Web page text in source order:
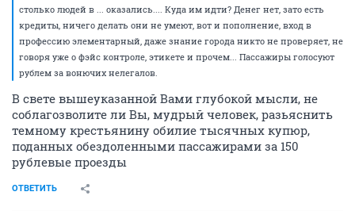
столько людей в ... оказались.... Куда им идти? Денег нет, зато есть
кредиты, ничего делать они не умеют, вот и пополнение, вход в
профессию элементарный, даже знание города никто не проверяет, не
говоря уже о фэйс контроле, этикете и прочем... Пассажиры голосуют
рублем за вонючих нелегалов.
В свете вышеуказанной Вами глубокой мысли, не
соблагозволите ли Вы, мудрый человек, разьяснить
темному крестьянину обилие тысячных купюр,
поданных обездоленными пассажирами за 150
рублевые проезды
ОТВЕТИТЬ